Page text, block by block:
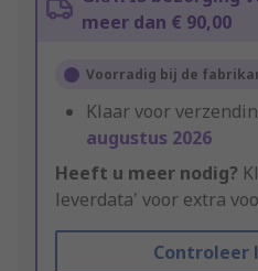
meer dan € 90,00
Voorradig bij de
Klaar voor
augustus 2026
Heeft u meer nodig?
leverdata' voor extra
Controleer